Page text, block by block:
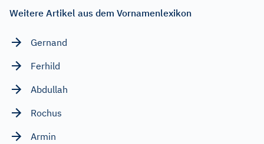
Weitere Artikel aus dem Vornamenlexikon
Gernand
Ferhild
Abdullah
Rochus
Armin